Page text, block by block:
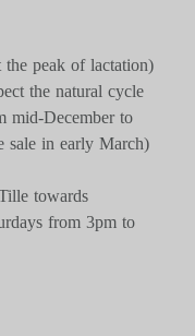
peak of lactation)
the natural cycle
mid-December to
sale in early March)
towards
from 3pm to